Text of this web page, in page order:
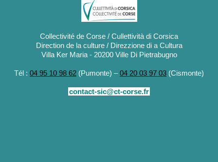
Collectivité de Corse / Cullettività di Corsica
Direction de la culture / Direzzione di a Cultura
Villa Ker Maria - 20200 Ville Di Pietrabugno
Tél : 04 95 10 98 62 (Pumonte) –04 20 03 97 03 (Cismonte)
contact-sic@ct-corse.fr